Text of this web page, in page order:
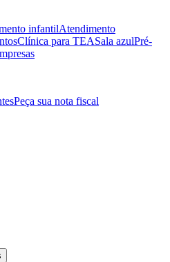
infantilAtendimento
Clínica para TEASala azulPré-
Peça sua nota fiscal